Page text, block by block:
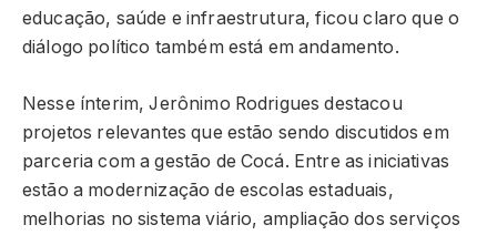
educação, saúde e infraestrutura, ficou claro que o
diálogo político também está em andamento.
Nesse ínterim, Jerônimo Rodrigues destacou
projetos relevantes que estão sendo discutidos em
parceria com a gestão de Cocá. Entre as iniciativas
estão a modernização de escolas estaduais,
melhorias no sistema viário, ampliação dos serviços